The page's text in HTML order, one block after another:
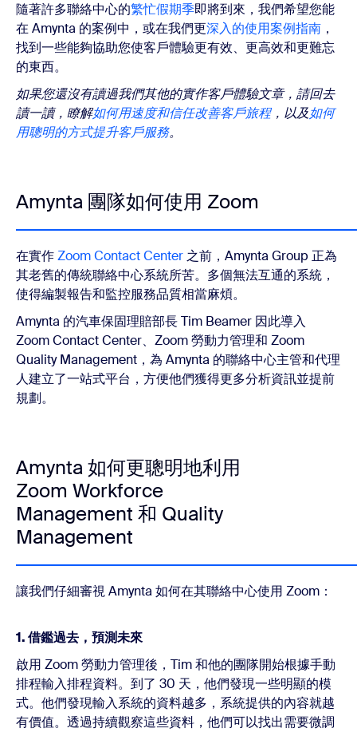
隨著許多聯絡中心的繁忙假期季即將到來，我們希望您能
在 Amynta 的案例中，或在我們更深入的使用案例指南 ，
找到一些能夠協助您使客戶體驗更有效、更高效和更難忘
的東西。
如果您還沒有讀過我們其他的實作客戶體驗文章，請回去
讀一讀，瞭解如何用速度和信任改善客戶旅程，以及如何
用聰明的方式提升客戶服務。
Amynta 團隊如何使用 Zoom
在實作Zoom Contact Center 之前，Amynta Group 正為
其老舊的傳統聯絡中心系統所苦。多個無法互通的系統，
使得編製報告和監控服務品質相當麻煩。
Amynta 的汽車保固理賠部長 Tim Beamer 因此導入
Zoom Contact Center、Zoom 勞動力管理和 Zoom
Quality Management，為 Amynta 的聯絡中心主管和代理
人建立了一站式平台，方便他們獲得更多分析資訊並提前
規劃。
Amynta 如何更聰明地利用
Zoom Workforce
Management 和 Quality
Management
讓我們仔細審視 Amynta 如何在其聯絡中心使用 Zoom：
1. 借鑑過去，預測未來
啟用 Zoom 勞動力管理後，Tim 和他的團隊開始根據手動
排程輸入排程資料。到了 30 天，他們發現一些明顯的模
式。他們發現輸入系統的資料越多，系統提供的內容就越
有價值。透過持續觀察這些資料，他們可以找出需要微調